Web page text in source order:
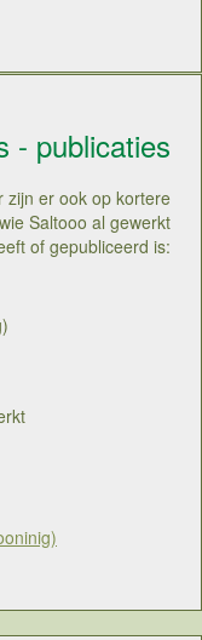
- publicaties
zijn er ook op kortere
Saltooo al gewerkt
of gepubliceerd is: